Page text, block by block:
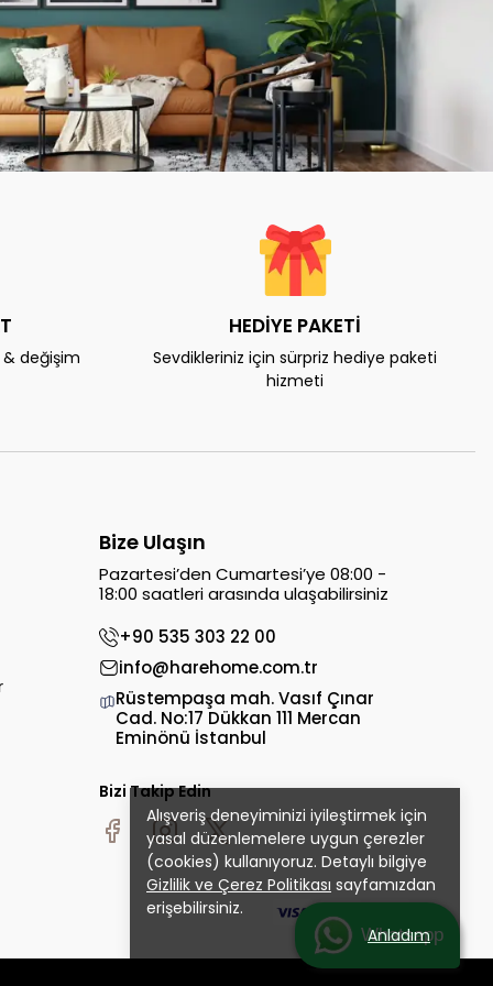
Alışveriş deneyiminizi iyileştirmek için
yasal düzenlemelere uygun çerezler
(cookies) kullanıyoruz. Detaylı bilgiye
Gizlilik ve Çerez Politikası sayfamızdan
erişebilirsiniz.
Anladım
& değişim
HEDİYE PAKETİ
Sevdikleriniz için sürpriz hediye paketi
hizmeti
Bize Ulaşın
Pazartesi’den Cumartesi’ye 08:00 -
18:00 saatleri arasında ulaşabilirsiniz
+90 535 303 22 00
info@harehome.com.tr
Rüstempaşa mah. Vasıf Çınar
Cad. No:17 Dükkan 111 Mercan
Eminönü İstanbul
Bizi Takip Edin
Whatsapp